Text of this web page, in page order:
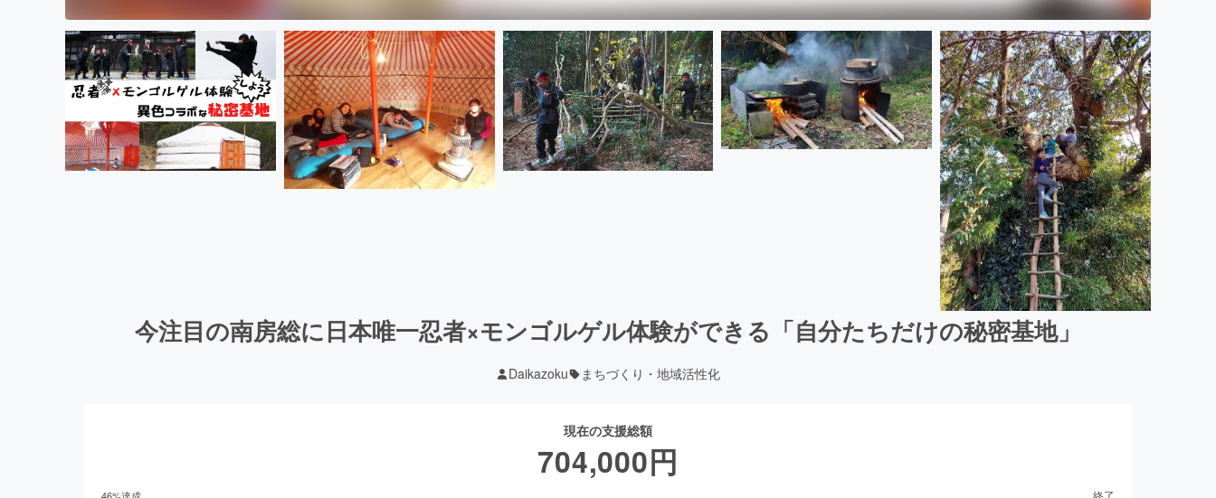
今注目の南房総に日本唯一忍者×モンゴルゲル体験ができる「自分たちだけの秘密基地」
Daikazoku まちづくり・地域活性化
現在の支援総額
704,000円